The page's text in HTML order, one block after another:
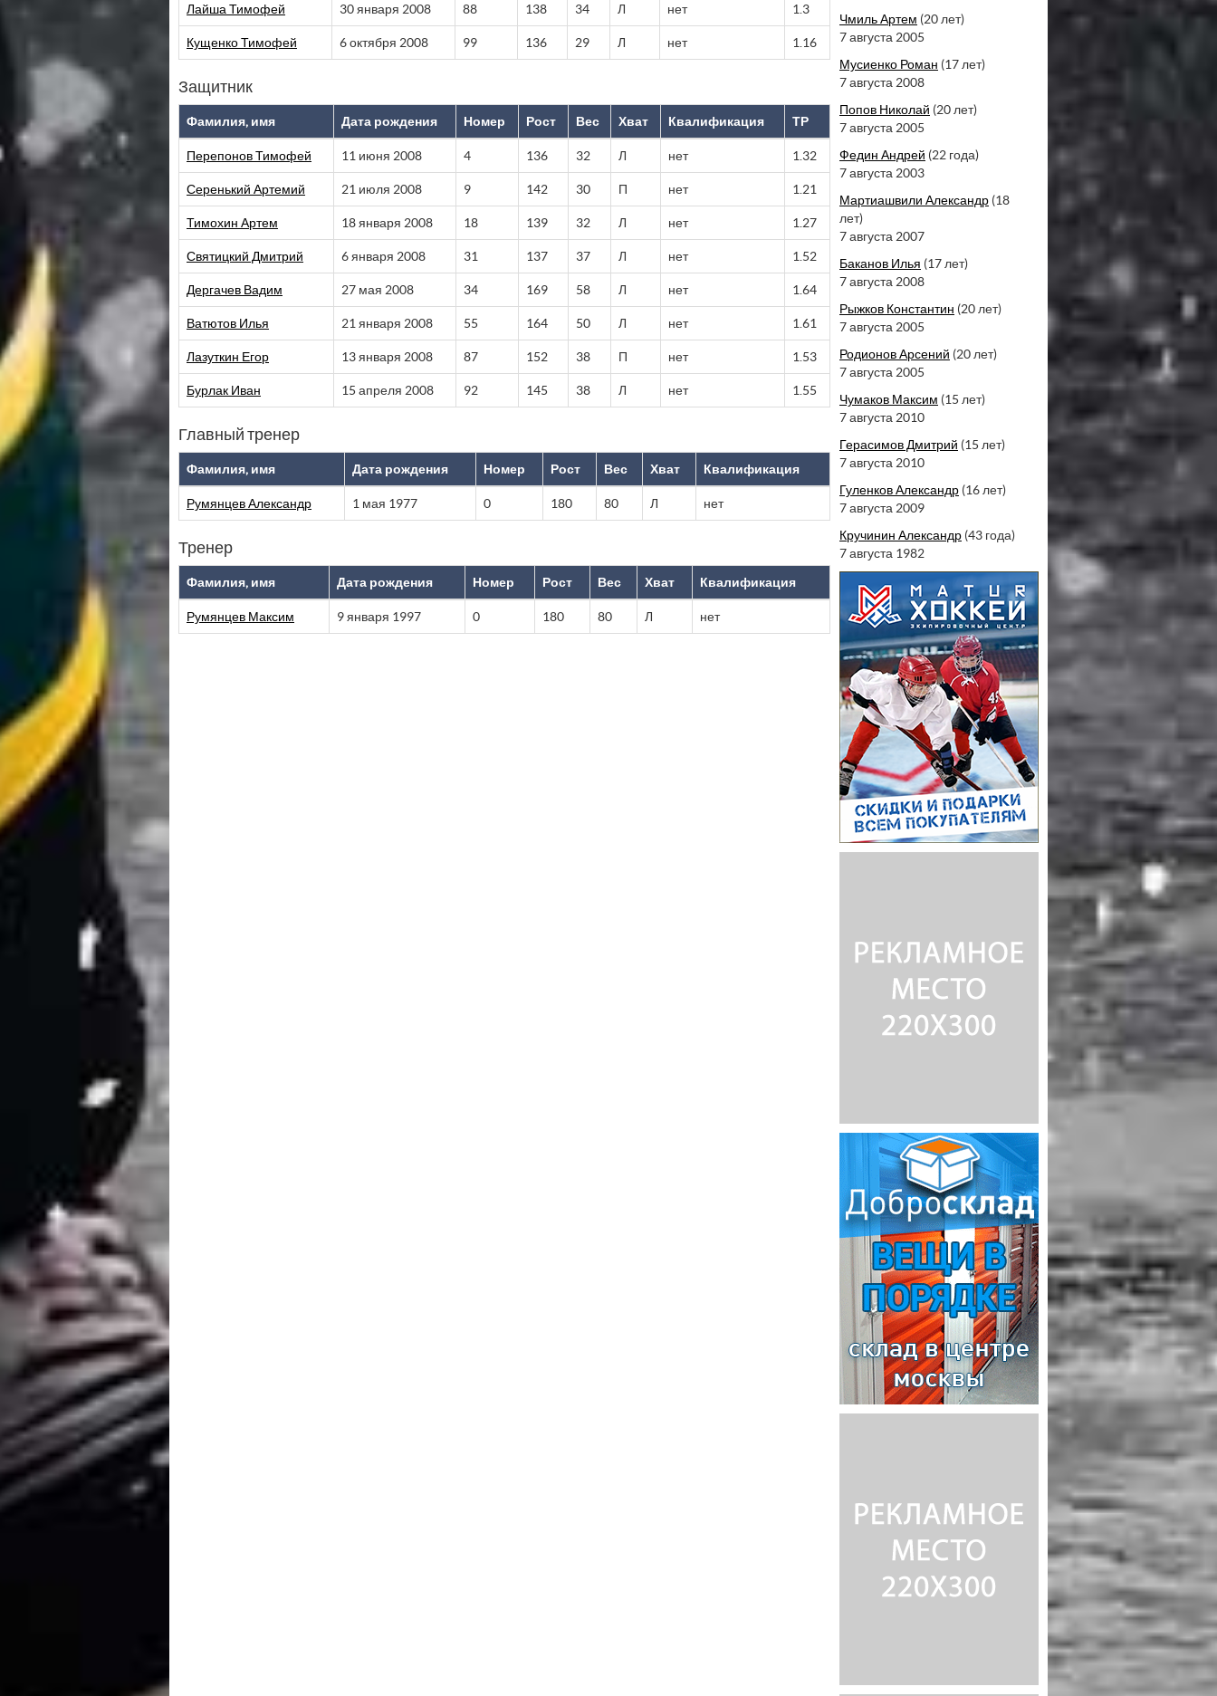
Лайша Тимофей 30 января 2008 88 138 34 Л нет 1.3
Кущенко Тимофей 6 октября 2008 99 136 29 Л нет 1.16
Защитник
Фамилия, имя Дата рождения Номер Рост Вес Хват Квалификация ТР
Перепонов Тимофей 11 июня 2008 4 136 32 Л нет 1.32
Серенький Артемий 21 июля 2008 9 142 30 П нет 1.21
Тимохин Артем 18 января 2008 18 139 32 Л нет 1.27
Святицкий Дмитрий 6 января 2008 31 137 37 Л нет 1.52
Дергачев Вадим 27 мая 2008 34 169 58 Л нет 1.64
Ватютов Илья 21 января 2008 55 164 50 Л нет 1.61
Лазуткин Егор 13 января 2008 87 152 38 П нет 1.53
Бурлак Иван 15 апреля 2008 92 145 38 Л нет 1.55
Главный тренер
Фамилия, имя Дата рождения Номер Рост Вес Хват Квалификация
Румянцев Александр 1 мая 1977 0 180 80 Л нет
Тренер
Фамилия, имя Дата рождения Номер Рост Вес Хват Квалификация
Румянцев Максим 9 января 1997 0 180 80 Л нет
Чмиль Артем (20 лет)
7 августа 2005
Мусиенко Роман (17 лет)
7 августа 2008
Попов Николай (20 лет)
7 августа 2005
Федин Андрей (22 года)
7 августа 2003
Мартиашвили Александр (18
лет)
7 августа 2007
Баканов Илья (17 лет)
7 августа 2008
Рыжков Константин (20 лет)
7 августа 2005
Родионов Арсений (20 лет)
7 августа 2005
Чумаков Максим (15 лет)
7 августа 2010
Герасимов Дмитрий (15 лет)
7 августа 2010
Гуленков Александр (16 лет)
7 августа 2009
Кручинин Александр (43 года)
7 августа 1982